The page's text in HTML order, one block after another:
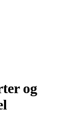
og